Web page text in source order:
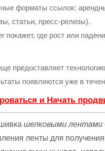
форматы ссылок:
статьи, пресс-релизы).
где рост или
предоставляет
появляются уже в
и Начать
шелковыми лентами
ленты для